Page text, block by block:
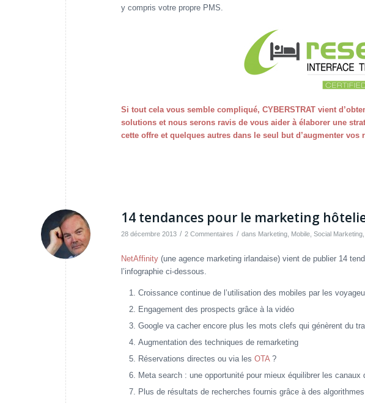
y compris votre propre PMS.
Si tout cela vous semble compliqué, CYBERSTRAT vient
solutions et nous serons ravis de vous aider à élaborer une
cette offre et quelques autres dans le seul but d’augmenter vos
14 tendances pour le marketing
28 décembre 2013 / 2 Commentaires / dans Marketing Mobile Social Marketing
NetAffinity (une agence marketing irlandaise) vient de publier 14
l’infographie ci-dessous.
Croissance continue de l’utilisation des mobiles par les
Engagement des prospects grâce à la vidéo
Google va cacher encore plus les mots clefs qui génèrent du
Augmentation des techniques de remarketing
Réservations directes ou via les OTA ?
Meta search : une opportunité pour mieux équilibrer les canaux
Plus de résultats de recherches fournis grâce à des